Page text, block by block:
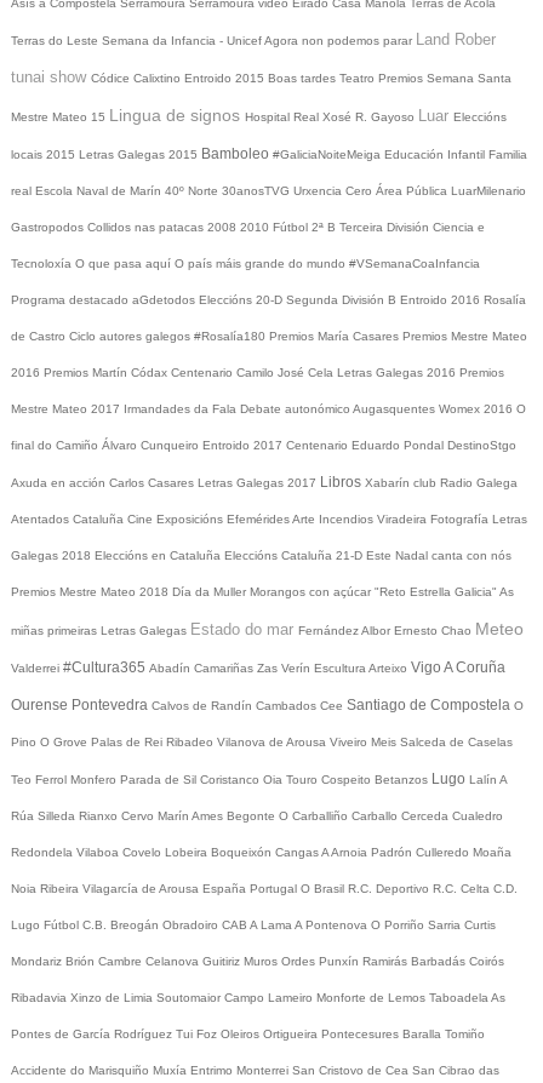
Asís a Compostela Serramoura Serramoura video Eirado Casa Manola Terras de Acolá
Terras do Leste Semana da Infancia - UnicefAgora non podemos parar Land Rober
tunai show Códice Calixtino Entroido 2015 Boas tardes Teatro Premios Semana Santa
Mestre Mateo 15 Lingua de signos Hospital Real Xosé R. Gayoso Luar Eleccións
locais 2015 Letras Galegas 2015 Bamboleo #GaliciaNoiteMeiga Educación Infantil Familia
real Escola Naval de Marín 40º Norte 30anosTVG Urxencia Cero Área Pública LuarMilenario
Gastropodos Collidos nas patacas 2008 2010 Fútbol 2ª B Terceira División Ciencia e
Tecnoloxía O que pasa aquí O país máis grande do mundo #VSemanaCoaInfancia
Programa destacado aGdetodos Eleccións 20-D Segunda División B Entroido 2016 Rosalía
de Castro Ciclo autores galegos #Rosalía180 Premios María Casares Premios Mestre Mateo
2016 Premios Martín Códax Centenario Camilo José Cela Letras Galegas 2016 Premios
Mestre Mateo 2017 Irmandades da Fala Debate autonómico Augasquentes Womex 2016 O
final do Camiño Álvaro Cunqueiro Entroido 2017 Centenario Eduardo Pondal DestinoStgo
Axuda en acción Carlos Casares Letras Galegas 2017 Libros Xabarín club Radio Galega
Atentados Cataluña Cine Exposicións EfeméridesArte Incendios Viradeira Fotografía Letras
Galegas 2018 Eleccións en Cataluña Eleccións Cataluña 21-D Este Nadal canta con nós
Premios Mestre Mateo 2018 Día da Muller Morangos con açúcar "Reto Estrella Galicia" As
miñas primeiras Letras Galegas Estado do mar Fernández Albor Ernesto Chao Meteo
Valderrei #Cultura365 Abadín Camariñas Zas Verín Escultura Arteixo Vigo A Coruña
Ourense Pontevedra Calvos de Randín Cambados Cee Santiago de Compostela O
Pino O Grove Palas de Rei Ribadeo Vilanova de Arousa Viveiro Meis Salceda de Caselas
Teo Ferrol Monfero Parada de Sil Coristanco Oia Touro Cospeito Betanzos Lugo Lalín A
Rúa Silleda Rianxo Cervo Marín Ames Begonte O Carballiño Carballo Cerceda Cualedro
Redondela Vilaboa Covelo Lobeira Boqueixón CangasA Arnoia Padrón Culleredo Moaña
Noia Ribeira Vilagarcía de Arousa España Portugal O Brasil R.C. Deportivo R.C. Celta C.D.
Lugo Fútbol C.B. Breogán Obradoiro CAB A Lama A Pontenova O Porriño Sarria Curtis
Mondariz Brión Cambre Celanova Guitiriz Muros Ordes Punxín Ramirás Barbadás Coirós
Ribadavia Xinzo de Limia Soutomaior Campo Lameiro Monforte de Lemos Taboadela As
Pontes de García Rodríguez Tui Foz Oleiros Ortigueira Pontecesures Baralla Tomiño
Accidente do Marisquiño Muxía Entrimo Monterrei San Cristovo de Cea San Cibrao das